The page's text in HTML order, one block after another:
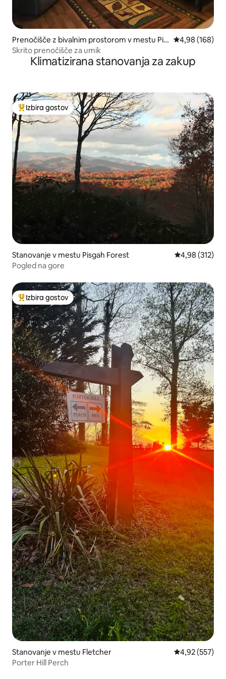
Prenočišče z bivalnim prostorom v mestu Pic
kens
Povprečna
4,98 (168)
Skrito prenočišče za umik
Klimatizirana stanovanja za zakup
Najbolj priljubljena prenočišča z značko »Izbira gostov«
Izbira gostov
Stanovanje v mestu Pisgah Forest Povprečna
4,98 (312)
Pogled na gore
Najbolj priljubljena prenočišča z značko »Izbira gostov«
Izbira gostov
Stanovanje v mestu Fletcher Povprečna
4,92 (557)
Porter Hill Perch